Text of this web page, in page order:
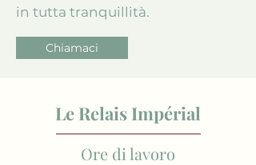
in tutta tranquillità.
Chiamaci
Le Relais Impérial
Ore di lavoro